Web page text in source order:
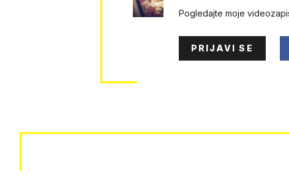
Pogledаjtе mоjе
PRIJAVI SE